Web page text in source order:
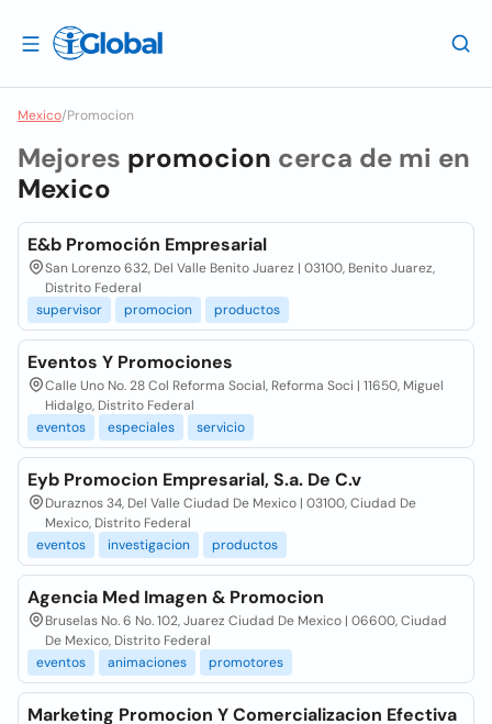
Mexico/Promocion
Mejores promocion cerca de mi en
Mexico
E&b Promoción Empresarial
San Lorenzo 632, Del Valle Benito Juarez | 03100, Benito Juarez,
Distrito Federal
supervisor
promocion productos
Eventos Y Promociones
Calle Uno No. 28 Col Reforma Social, Reforma Soci | 11650, Miguel
Hidalgo, Distrito Federal
eventos
especiales servicio
Eyb Promocion Empresarial, S.a. De C.v
Duraznos 34, Del Valle Ciudad De Mexico | 03100, Ciudad De
Mexico, Distrito Federal
eventos
investigacion productos
Agencia Med Imagen & Promocion
Bruselas No. 6 No. 102, Juarez Ciudad De Mexico | 06600, Ciudad
De Mexico, Distrito Federal
eventos
animaciones promotores
Marketing Promocion Y Comercializacion Efectiva